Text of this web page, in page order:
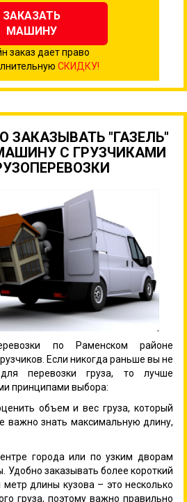
ЗАКАЗАТЬ
МАШИНУ
заказ дает право
СКИДКУ!
ЗАКАЗЫВАТЬ "ГАЗЕЛЬ"
С ГРУЗЧИКАМИ
по Раменском районе
Если никогда раньше вы не
перевозки груза, то лучше
принципами выбора:
объем и вес груза, который
важно знать максимальную длину,
города или по узким дворам
Удобно заказывать более короткий
длины кузова – это несколько
груза, поэтому важно правильно